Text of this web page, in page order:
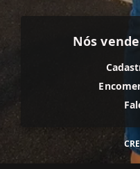
Nós